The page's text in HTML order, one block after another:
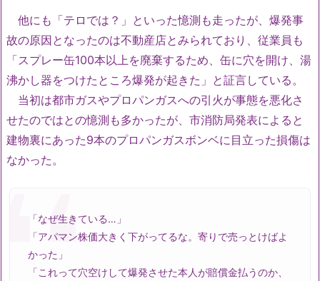
他にも「テロでは？」といった憶測も走ったが、爆発事
故の原因となったのは不動産店とみられており、従業員も
「スプレー缶100本以上を廃棄するため、缶に穴を開け、湯
沸かし器をつけたところ爆発が起きた」と証言している。
当初は都市ガスやプロパンガスへの引火が事態を悪化さ
せたのではとの憶測も多かったが、市消防局発表によると
建物裏にあった9本のプロパンガスボンベに目立った損傷は
なかった。
「なぜ生きている…」
「アパマン株価大きく下がってるな。寄りで売っとけばよ
かった」
「これって穴空けして爆発させた本人が賠償金払うのか、